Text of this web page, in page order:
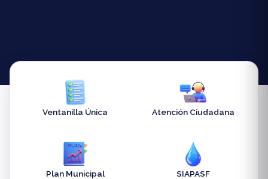
Ventanilla Única Atención Ciudadana
Plan Municipal SIAPASF